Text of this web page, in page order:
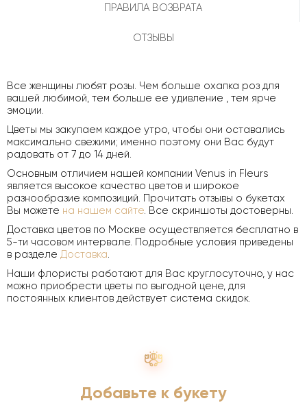
ПРАВИЛА ВОЗВРАТА
ОТЗЫВЫ
Все женщины любят розы. Чем больше охапка роз для
вашей любимой, тем больше ее удивление , тем ярче
эмоции.
Цветы мы закупаем каждое утро, чтобы они оставались
максимально свежими; именно поэтому они Вас будут
радовать от 7 до 14 дней.
Основным отличием нашей компании Venus in Fleurs
является высокое качество цветов и широкое
разнообразие композиций. Прочитать отзывы о букетах
Вы можете на нашем сайте. Все скриншоты достоверны.
Доставка цветов по Москве осуществляется бесплатно в
5-ти часовом интервале. Подробные условия приведены
в разделе Доставка.
Наши флористы работают для Вас круглосуточно, у нас
можно приобрести цветы по выгодной цене, для
постоянных клиентов действует система скидок.
Добавьте к букету